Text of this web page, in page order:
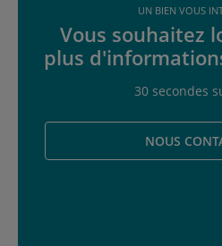
UN BIEN VOUS
Vous souhaitez
plus
30 secondes
NOUS